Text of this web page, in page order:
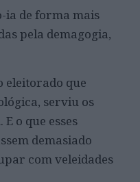
ia de forma mais
pela demagogia,
eleitorado que
serviu os
o que esses
demasiado
com veleidades